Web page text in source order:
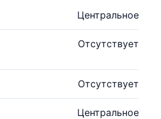
Центральное
Отсутствует
Отсутствует
Центральное